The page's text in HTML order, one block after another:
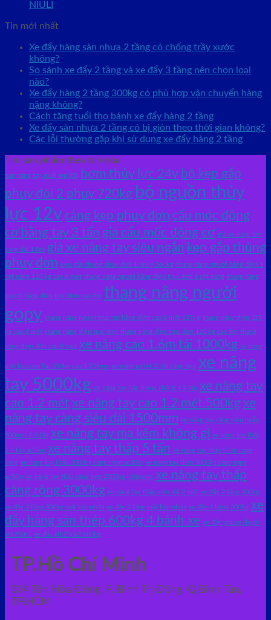
NIULI
Tin mới nhất
Xe đẩy hàng sàn nhựa 2 tầng có chống trầy xước
không?
So sánh xe đẩy 2 tầng và xe đẩy 3 tầng nên chọn loại
nào?
Xe đẩy hàng 2 tầng 300kg có phù hợp vận chuyển hàng
nặng không?
Cách tăng tuổi thọ bánh xe đẩy hàng 2 tầng
Xe đẩy sàn nhựa 2 tầng có bị giòn theo thời gian không?
Các lỗi thường gặp khi sử dụng xe đẩy hàng 2 tầng
Tìm sản phẩm theo từ khóa
bàn nâng tay niuli wp500 bơm thủy lực 24v bộ kẹp gắp
phuy đôi 2 phuy 720kg bộ nguồn thủy
lực 12v càng kẹp phuy đơn cẩu móc động
cơ bằng tay 3 tấn giá cẩu mốc động cơ giá xe nâng tay
càng dài 1.8m giá xe nâng tay siêu ngắn kẹp gắp thùng
phuy đơn
kẹp gắp thùng phuy đơn 1 phuy 360kg thang nâng người bằng điện 1
cột nâng 125 kg cao 8 mét thang nâng người bằng điện trục đơn 1 cột nâng thang nâng
người bằng điện trục đơn cao 8m thang nâng người
gopy thang nâng người trục rút bằng điện cao 8 mét 125kg thang nâng điện 125
kg cao 8 mét thang nâng điện trục đơn thang nâng điện trục đơn 125 kg cao 8m thang
nâng điện đơn cao 8 mét xe nâng cao 1.6m tải 1000kg xe nâng
mặt bàn con lăn 350kg cao 1300mm xe nâng pallet 3 tấn càng hẹp xe nâng
tay 5000kg xe nâng tay bậc thang chữ X 1.5 tấn xe nâng tay
cao 1.2 mét xe nâng tay cao 1.2 mét 500kgxe
nâng tay càng siêu dài 1500mm xe nâng tay càng siêu ngắn
800mm 2.5 tấn xe nâng tay mạ kẽm không gỉ xe nâng tay thấp
2.5 tấn ac25m xe nâng tay thấp 5 tấn xe nâng tay thấp 5 tấn càng
rộng xe nâng tay thấp 3000kg càng rộng ac30m xe nâng tay thấp 5000kg càng rộng
ac50m xe nâng tay thấp càng hẹp 2500kg ichimens xe nâng tay thấp
càng rộng 3000kg xe nâng tay thấp siêu dài 2 mét xe đẩy 2 tầng 300kg
xe đẩy 2 tầng 300kg mặt sàn nhựa xe đẩy 2 tầng mặt bàn nhựa xe đẩy 4 bánh 200kg xe
đẩy hàng sàn thép 600kg 4 bánh xe xe đẩy phong thạnh
xth250s1 xe đẩy xth250s2 600kg
TP.Hồ Chí Minh
334 Tân Hòa Đông, P. Bình Trị Đông, Q.Bình Tân,
TP.HCM